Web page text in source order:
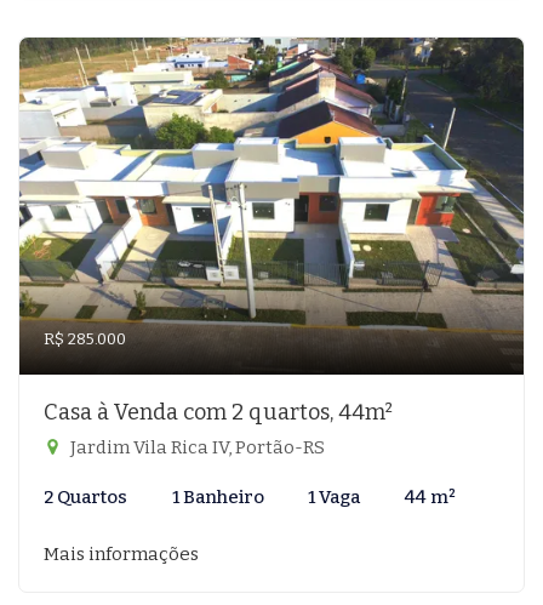
R$ 285.000
Casa à Venda com 2 quartos, 44m²
Jardim Vila Rica IV, Portão-RS
2 Quartos 1 Banheiro 1 Vaga 44 m²
Mais informações